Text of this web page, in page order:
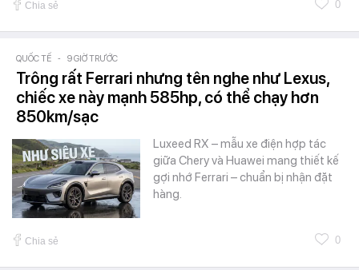
Chia sẻ 0
QUỐC TẾ - 9 GIỜ TRƯỚC
Trông rất Ferrari nhưng tên nghe như Lexus,
chiếc xe này mạnh 585hp, có thể chạy hơn
850km/sạc
Luxeed RX – mẫu xe điện hợp tác
giữa Chery và Huawei mang thiết kế
gợi nhớ Ferrari – chuẩn bị nhận đặt
hàng.
Chia sẻ 0